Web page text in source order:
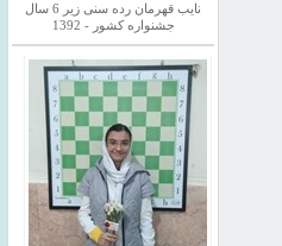
نایب قهرمان رده سنی زیر 6 سال
جشنواره کشور - 1392